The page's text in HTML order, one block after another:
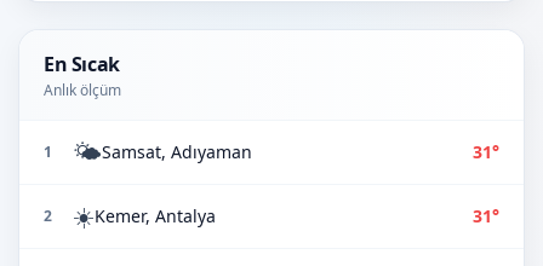
En Sıcak
Anlık ölçüm
1 🌤️Samsat, Adıyaman 31°
2 ☀️Kemer, Antalya 31°